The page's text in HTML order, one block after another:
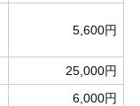
5,600円
25,000円
6,000円